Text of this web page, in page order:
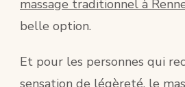
massage traditionnel à
belle option.
Et pour les personnes qui
sensation de légèreté, le